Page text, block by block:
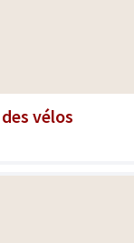
vélos